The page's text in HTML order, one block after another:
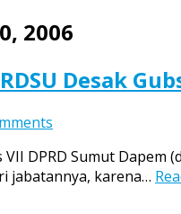
2006
Desak
Reses
VII
VII DPRD Sumut
jabatannya, karena…